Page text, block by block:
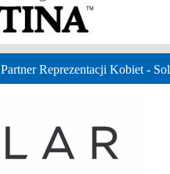
Partner Reprezentacji Kobiet -